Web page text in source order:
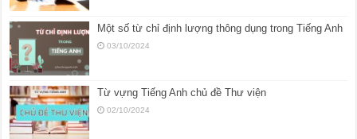
Một số từ chỉ định lượng thông dụng trong Tiếng Anh
03/10/2024
Từ vựng Tiếng Anh chủ đề Thư viện
02/10/2024